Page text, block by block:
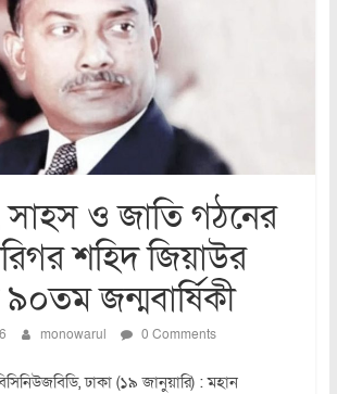
সাহস ও জাতি গঠনের
শহিদ জিয়াউর
জন্মবার্ষিকী
monowarul 0 Comments
ঢাকা (১৯ জানুয়ারি) : মহান